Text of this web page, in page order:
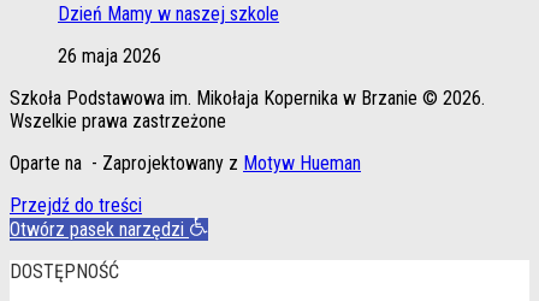
Dzień Mamy w naszej szkole
26 maja 2026
Szkoła Podstawowa im. Mikołaja Kopernika w Brzanie © 2026.
Wszelkie prawa zastrzeżone
Oparte na - Zaprojektowany z Motyw Hueman
Przejdź do treści
Otwórz pasek narzędzi
DOSTĘPNOŚĆ